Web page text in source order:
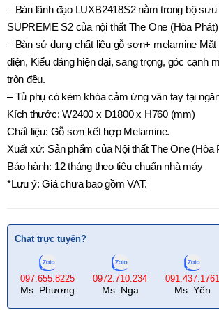
– Bàn lãnh đạo LUXB2418S2 nằm trong bộ
SUPREME S2 của nội thất The One (Hòa Phát)
– Bàn sử dụng chất liệu gỗ sơn+ melamine Mặt
điện, Kiểu dáng hiện đại, sang trọng, góc cạnh
tròn đều.
– Tủ phụ có kèm khóa cảm ứng vân tay tại
Kích thước: W2400 x D1800 x H760 (mm)
Chất liệu: Gỗ sơn kết hợp Melamine.
Xuất xứ: Sản phẩm của Nội thất The One (Hòa
Bảo hành: 12 tháng theo tiêu chuẩn nhà máy
*Lưu ý: Giá chưa bao gồm VAT.
Chat trực tuyến?
097.655.8225
Ms. Phương
0972.710.234
Ms. Nga
091.437.1761
Ms. Yến